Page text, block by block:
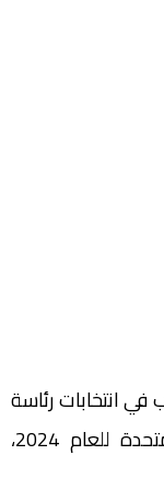
انتخابات رئاسة
مجلس حقوق الإنسان التابع للأمم المتحدة للعام 2024،